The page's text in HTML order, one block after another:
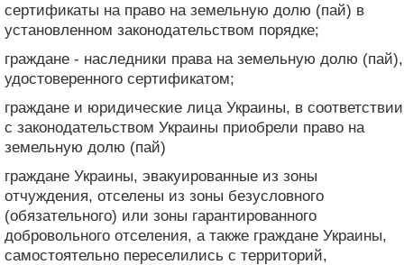
сертификаты на право на земельную долю (пай) в
установленном законодательством порядке;
граждане - наследники права на земельную долю (пай),
удостоверенного сертификатом;
граждане и юридические лица Украины, в соответствии
с законодательством Украины приобрели право на
земельную долю (пай)
граждане Украины, эвакуированные из зоны
отчуждения, отселены из зоны безусловного
(обязательного) или зоны гарантированного
добровольного отселения, а также граждане Украины,
самостоятельно переселились с территорий,